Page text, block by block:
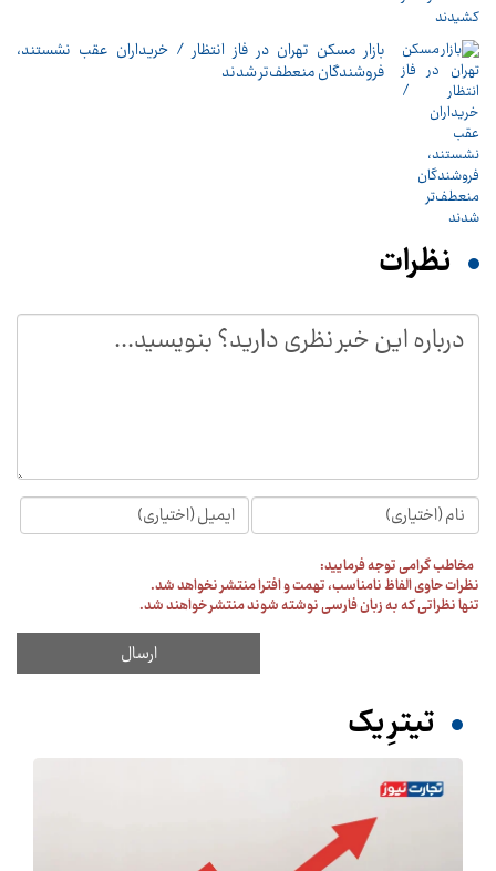
بازار مسکن تهران در فاز انتظار / خریداران عقب نشستند،
فروشندگان منعطف‌تر شدند
نظرات
مخاطب گرامی توجه فرمایید:
نظرات حاوی الفاظ نامناسب، تهمت و افترا منتشر نخواهد شد.
تنها نظراتی که به زبان فارسی نوشته شوند منتشر خواهند شد.
تیترِ یک